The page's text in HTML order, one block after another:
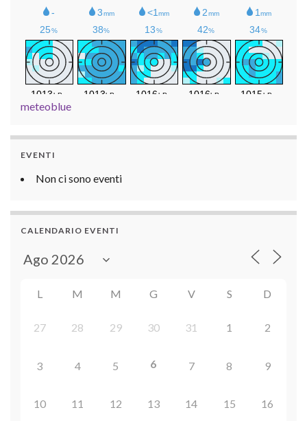
meteoblue
EVENTI
Non ci sono eventi
CALENDARIO EVENTI
L M M G V S D
27 28 29 30 31 1 2
3 4 5 6 7 8 9
10 11 12 13 14 15 16